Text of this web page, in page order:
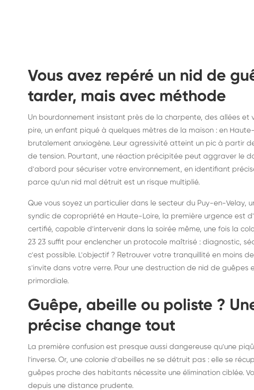
Destruction de nid de
frelons : intervention
rapide partout en France
Vous avez repéré un nid de
tarder, mais avec méthode
Un bourdonnement insistant près de la charpente, des allées et
pire, un enfant piqué à quelques mètres de la maison : en
brutalement anxiogène. Leur agressivité atteint un pic à partir
de tension. Pourtant, une réaction précipitée peut aggraver le
d'abord pour sécuriser votre environnement, en identifiant
parce qu'un nid mal détruit est un risque multiplié.
Que vous soyez un particulier dans le secteur du Puy-en-Velay,
syndic de copropriété en Haute-Loire, la première urgence est
certifié, capable d'intervenir dans la soirée même, une fois la
23 23 suffit pour enclencher un protocole maîtrisé : diagnostic,
c'est possible. L'objectif ? Retrouver votre tranquillité en moins
s'invite dans votre verre. Pour une destruction de nid de guêpes
primordiale.
Guêpe, abeille ou poliste ?
précise change tout
La première confusion est presque aussi dangereuse qu'une
l'inverse. Or, une colonie d'abeilles ne se détruit pas : elle se
guêpes proche des habitants nécessite une élimination ciblée.
depuis une distance prudente.